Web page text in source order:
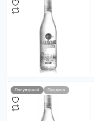
Популярний Продано